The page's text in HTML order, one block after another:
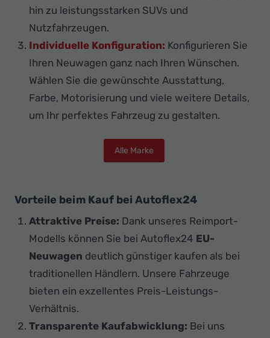
hin zu leistungsstarken SUVs und
Nutzfahrzeugen.
Individuelle Konfiguration: Konfigurieren Sie
Ihren Neuwagen ganz nach Ihren Wünschen.
Wählen Sie die gewünschte Ausstattung,
Farbe, Motorisierung und viele weitere Details,
um Ihr perfektes Fahrzeug zu gestalten.
Alle Marke
Vorteile beim Kauf bei Autoflex24
Attraktive Preise: Dank unseres Reimport-
Modells können Sie bei Autoflex24 EU-
Neuwagen deutlich günstiger kaufen als bei
traditionellen Händlern. Unsere Fahrzeuge
bieten ein exzellentes Preis-Leistungs-
Verhältnis.
Transparente Kaufabwicklung: Bei uns